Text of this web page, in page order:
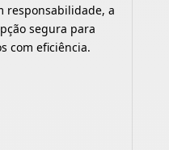
responsabilidade, a
segura para
com eficiência.